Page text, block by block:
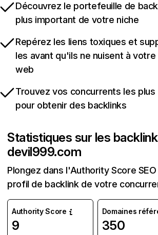
Découvrez le portefeuille de
plus important de votre niche
Repérez les liens toxiques et
les avant qu'ils ne nuisent à
web
Trouvez vos concurrents les
pour obtenir des backlinks
Statistiques sur les
devil999.com
Plongez dans l'Authority Score
profil de backlink de votre
Authority Score
9
Domaines
350